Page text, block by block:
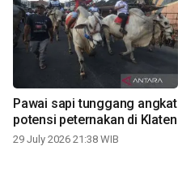
Pawai sapi tunggang angkat
potensi peternakan di Klaten
29 July 2026 21:38 WIB